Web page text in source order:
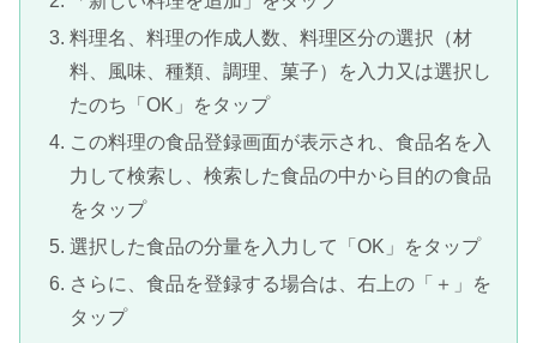
料理名、料理の作成人数、料理区分の選択（材
料、風味、種類、調理、菓子）を入力又は選択し
たのち「OK」をタップ
この料理の食品登録画面が表示され、食品名を入
力して検索し、検索した食品の中から目的の食品
をタップ
選択した食品の分量を入力して「OK」をタップ
さらに、食品を登録する場合は、右上の「＋」を
タップ